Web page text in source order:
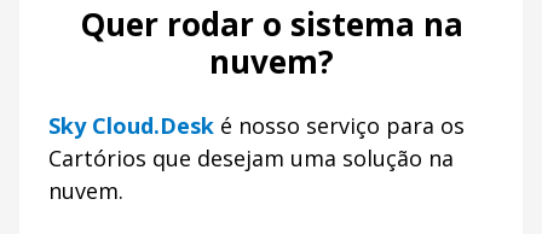
Quer rodar o sistema na
nuvem?
Sky Cloud.Desk é nosso serviço para os
Cartórios que desejam uma solução na
nuvem.